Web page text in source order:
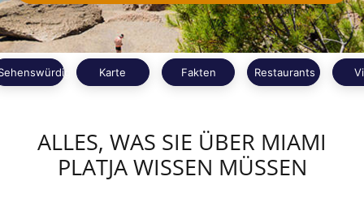
Karte Fakten Restaurants
ALLES, WAS SIE ÜBER MIAMI
PLATJA WISSEN MÜSSEN